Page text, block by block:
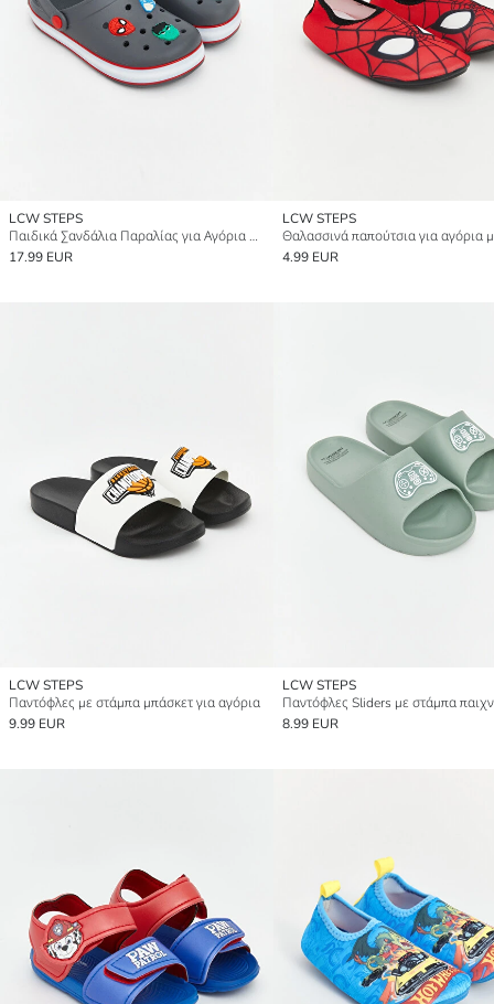
LCW STEPS
Παιδικά Σανδάλια Παραλίας για Αγόρια με Εκτύπωση Avengers
17.99 EUR
LCW STEPS
4.99 EUR
LCW STEPS
Παντόφλες με στάμπα μπάσκετ για αγόρια
9.99 EUR
LCW STEPS
8.99 EUR